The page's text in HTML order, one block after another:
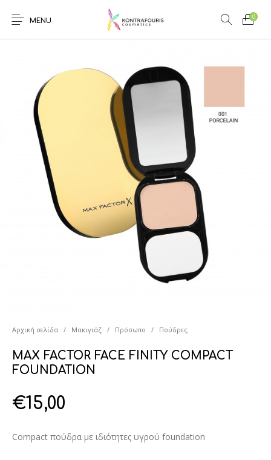
MENU
0
Αρχική σελίδα / Μακιγιάζ / Πρόσωπο / Πούδρες
MAX FACTOR FACE FINITY COMPACT
FOUNDATION
€15,00
Compact πούδρα με ιδιότητες υγρού foundation